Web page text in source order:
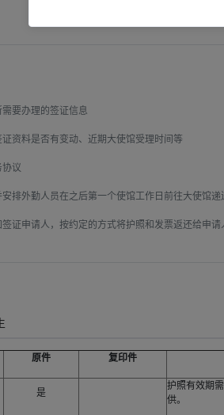
要办理的签证信息
资料是否有变动、近期大使馆受理时间等
议
排外勤人员在之后第一个使馆工作日前往大使馆递
证申请人，按约定的方式将护照和发票返还给申请
原件 复印件
是
护照有效期
供。